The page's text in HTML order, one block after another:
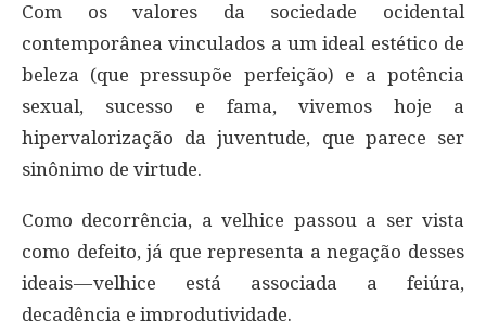
Com os valores da sociedade ocidental
contemporânea vinculados a um ideal estético de
beleza (que pressupõe perfeição) e a potência
sexual, sucesso e fama, vivemos hoje a
hipervalorização da juventude, que parece ser
sinônimo de virtude.
Como decorrência, a velhice passou a ser vista
como defeito, já que representa a negação desses
ideais — velhice está associada a feiúra,
decadência e improdutividade.